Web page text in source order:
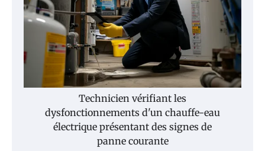
Technicien vérifiant les
dysfonctionnements d'un chauffe-eau
électrique présentant des signes de
panne courante